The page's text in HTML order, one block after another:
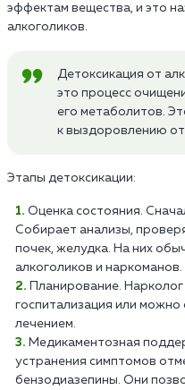
эффектам вещества, и это
алкоголиков.
Детоксикация от
это процесс
его метаболитов.
к выздоровлению от
Этапы детоксикации:
Оценка состояния.
Собирает анализы,
почек, желудка. На них
алкоголиков и наркоманов.
Планирование.
госпитализация или
лечением.
Медикаментозная
устранения симптомов
бензодиазепины. Они